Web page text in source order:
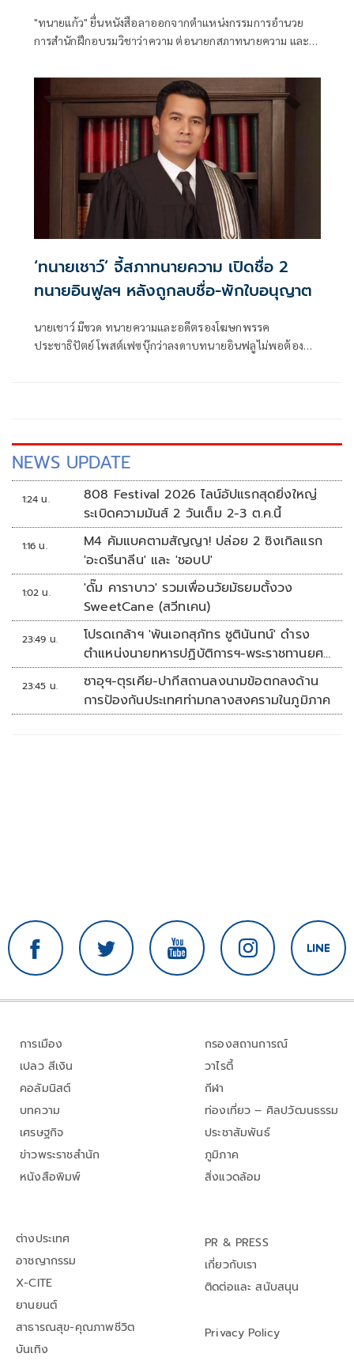
"ทนายแก้ว" ยื่นหนังสือลาออกจากตำแหน่งกรรมการอำนวย
การสำนักฝึกอบรมวิชาว่าความ ต่อนายกสภาทนายความ และ
ทนายได้รับความเสียหาย
‘ทนายเชาว์’ จี้สภาทนายความ เปิดชื่อ 2
ทนายอินฟูลฯ หลังถูกลบชื่อ-พักใบอนุญาต
นายเชาว์ มีขวด ทนายความและอดีตรองโฆษกพรรค
ประชาธิปัตย์ โพสต์เฟซบุ๊กว่าลงดาบทนายอินฟลูไม่พอต้อง
NEWS UPDATE
1:24 น.
808 Festival 2026 ไลน์อัปแรกสุดยิ่งใหญ่
ระเบิดความมันส์ 2 วันเต็ม 2-3 ต.ค.นี้
1:16 น.
M4 คัมแบคตามสัญญา! ปล่อย 2 ซิงเกิลแรก
'อะดรีนาลีน' และ 'ชอบU'
1:02 น.
'ดั๊ม คาราบาว' รวมเพื่อนวัยมัธยมตั้งวง
SweetCane (สวีทเคน)
23:49 น.
โปรดเกล้าฯ 'พันเอกสุภัทร ชูตินันทน์' ดำรง
ตำแหน่งนายทหารปฏิบัติการฯ-พระราชทานยศ
'พลตรี'
23:45 น.
ซาอุฯ-ตุรเคีย-ปากีสถานลงนามข้อตกลงด้าน
การป้องกันประเทศท่ามกลางสงครามในภูมิภาค
การเมือง
เปลว สีเงิน
คอลัมนิสต์
บทความ
เศรษฐกิจ
ข่าวพระราชสำนัก
หนังสือพิมพ์
กรองสถานการณ์
วาไรตี้
กีฬา
ท่องเที่ยว – ศิลปวัฒนธรรม
ประชาสัมพันธ์
ภูมิภาค
สิ่งแวดล้อม
ต่างประเทศ
อาชญากรรม
X-CITE
ยานยนต์
สาธารณสุข-คุณภาพชีวิต
บันเทิง
PR & PRESS
เกี่ยวกับเรา
ติดต่อและ สนับสนุน
Privacy Policy